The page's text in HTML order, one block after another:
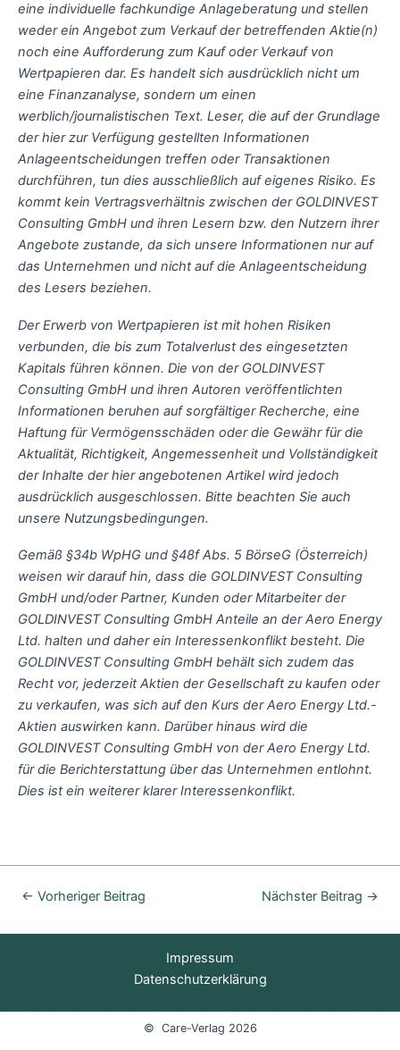
eine individuelle fachkundige Anlageberatung und stellen
weder ein Angebot zum Verkauf der betreffenden Aktie(n)
noch eine Aufforderung zum Kauf oder Verkauf von
Wertpapieren dar. Es handelt sich ausdrücklich nicht um
eine Finanzanalyse, sondern um einen
werblich/journalistischen Text. Leser, die auf der Grundlage
der hier zur Verfügung gestellten Informationen
Anlageentscheidungen treffen oder Transaktionen
durchführen, tun dies ausschließlich auf eigenes Risiko. Es
kommt kein Vertragsverhältnis zwischen der GOLDINVEST
Consulting GmbH und ihren Lesern bzw. den Nutzern ihrer
Angebote zustande, da sich unsere Informationen nur auf
das Unternehmen und nicht auf die Anlageentscheidung
des Lesers beziehen.
Der Erwerb von Wertpapieren ist mit hohen Risiken
verbunden, die bis zum Totalverlust des eingesetzten
Kapitals führen können. Die von der GOLDINVEST
Consulting GmbH und ihren Autoren veröffentlichten
Informationen beruhen auf sorgfältiger Recherche, eine
Haftung für Vermögensschäden oder die Gewähr für die
Aktualität, Richtigkeit, Angemessenheit und Vollständigkeit
der Inhalte der hier angebotenen Artikel wird jedoch
ausdrücklich ausgeschlossen. Bitte beachten Sie auch
unsere Nutzungsbedingungen.
Gemäß §34b WpHG und §48f Abs. 5 BörseG (Österreich)
weisen wir darauf hin, dass die GOLDINVEST Consulting
GmbH und/oder Partner, Kunden oder Mitarbeiter der
GOLDINVEST Consulting GmbH Anteile an der Aero Energy
Ltd. halten und daher ein Interessenkonflikt besteht. Die
GOLDINVEST Consulting GmbH behält sich zudem das
Recht vor, jederzeit Aktien der Gesellschaft zu kaufen oder
zu verkaufen, was sich auf den Kurs der Aero Energy Ltd.-
Aktien auswirken kann. Darüber hinaus wird die
GOLDINVEST Consulting GmbH von der Aero Energy Ltd.
für die Berichterstattung über das Unternehmen entlohnt.
Dies ist ein weiterer klarer Interessenkonflikt.
← Vorheriger Beitrag Nächster Beitrag →
Impressum
Datenschutzerklärung
© Care-Verlag 2026